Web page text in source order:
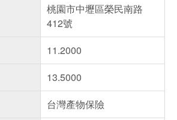
桃園市中壢區榮民南路
412號
11.2000
13.5000
台灣產物保險